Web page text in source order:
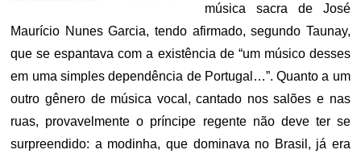
música sacra de José
Maurício Nunes Garcia, tendo afirmado, segundo Taunay,
que se espantava com a existência de “um músico desses
em uma simples dependência de Portugal…”. Quanto a um
outro gênero de música vocal, cantado nos salões e nas
ruas, provavelmente o príncipe regente não deve ter se
surpreendido: a modinha, que dominava no Brasil, já era